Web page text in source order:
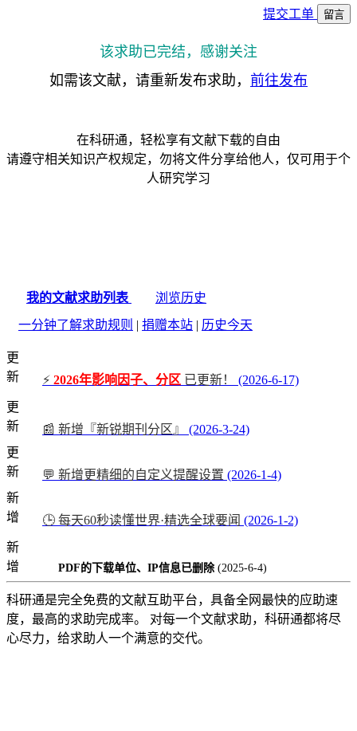
提交工单 留言
该求助已完结，感谢关注
如需该文献，请重新发布求助， 前往发布
在科研通，轻松享有文献下载的自由
请遵守相关知识产权规定，勿将文件分享给他人，仅可用于个
人研究学习
我的文献求助列表
浏览历史
一分钟了解求助规则 | 捐赠本站 | 历史今天
更
新
⚡ 2026年影响因子、分区 已更新！
(2026-6-17)
更
新
📰 新增『新锐期刊分区』
(2026-3-24)
更
新
💬 新增更精细的自定义提醒设置 (2026-1-4)
新
增
🕒 每天60秒读懂世界·精选全球要闻 (2026-1-2)
新
增
PDF的下载单位、IP信息已删除 (2025-6-4)
科研通是完全免费的文献互助平台，具备全网最快的应助速
度，最高的求助完成率。 对每一个文献求助，科研通都将尽
心尽力，给求助人一个满意的交代。